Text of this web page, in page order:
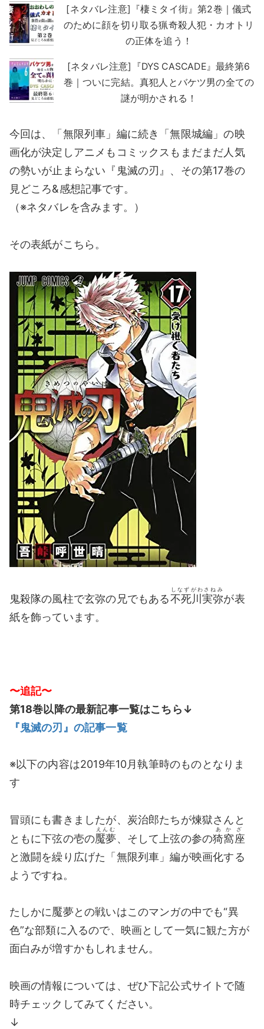
[ネタバレ注意]『棲ミタイ街』第2巻｜儀式
のために顔を切り取る猟奇殺人犯・カオトリ
の正体を追う！
[ネタバレ注意]『DYS CASCADE』最終第6
巻｜ついに完結。真犯人とバケツ男の全ての
謎が明かされる！
今回は、「無限列車」編に続き「無限城編」の映
画化が決定しアニメもコミックスもまだまだ人気
の勢いが止まらない『鬼滅の刃』、その第17巻の
見どころ&感想記事です。
（※ネタバレを含みます。）
その表紙がこちら。
鬼殺隊の風柱で玄弥の兄でもある不死川実弥
しなずがわさねみ
が表
紙を飾っています。
〜追記〜
第18巻以降の最新記事一覧はこちら↓
『鬼滅の刃』の記事一覧
※以下の内容は2019年10月執筆時のものとなりま
す
冒頭にも書きましたが、炭治郎たちが煉獄さんと
ともに下弦の壱の魘夢
えんむ
、そして上弦の参の猗窩座
あかざ
と激闘を繰り広げた「無限列車」編が映画化する
ようですね。
たしかに魘夢との戦いはこのマンガの中でも“異
色”な部類に入るので、映画として一気に観た方が
面白みが増すかもしれません。
映画の情報については、ぜひ下記公式サイトで随
時チェックしてみてください。
↓